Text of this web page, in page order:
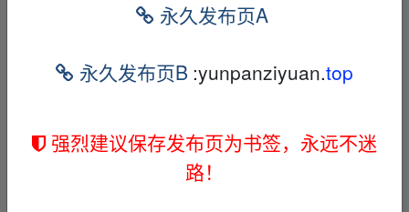
▁fr om w ww.y un▁pan zi_yu▪an.xy▪z
免责声明
1，本站所有内容均为站内网盘爱好者分享发布的网盘链接
永久发布页A
永久发布页B :yunpanziyuan.top
强烈建议保存发布页为书签，永远不迷
路！